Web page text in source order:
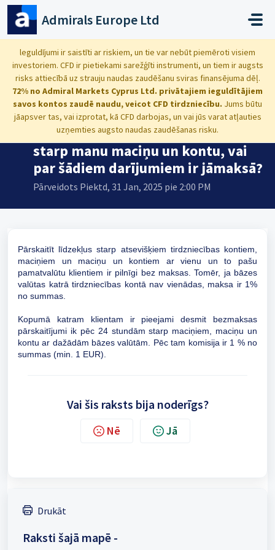
Uz galveno saturu
Admirals Europe Ltd
leguldījumi ir saistīti ar riskiem, un tie var nebūt piemēroti visiem
investoriem. CFD ir pietiekami sarežģīti instrumenti, un tiem ir augsts
risks attiecībā uz strauju naudas zaudēšanu sviras finansējuma dēļ.
72% no Admiral Markets Cyprus Ltd. privātajiem ieguldītājiem
savos kontos zaudē naudu, veicot CFD tirdzniecību. Jums būtu
jāapsver tas, vai izprotat, kā CFD darbojas, un vai jūs varat atļauties
uzņemties augsto naudas zaudēšanas risku.
Galvenā ... Ja es pārskaitīšu savus līdzekļus starp tirdzniecības kon...
Ja es pārskaitīšu savus līdzekļus
starp tirdzniecības kontiem vai
starp manu maciņu un kontu, vai
par šādiem darījumiem ir jāmaksā?
Pārveidots Piektd, 31 Jan, 2025 pie 2:00 PM
Pārskaitīt līdzekļus starp atsevišķiem tirdzniecības kontiem,
maciņiem un maciņu un kontiem ar vienu un to pašu
pamatvalūtu klientiem ir pilnīgi bez maksas. Tomēr, ja bāzes
valūtas katrā tirdzniecības kontā nav vienādas, maksa ir 1%
no summas.
Kopumā katram klientam ir pieejami desmit bezmaksas
pārskaitījumi ik pēc 24 stundām starp maciņiem, maciņu un
kontu ar dažādām bāzes valūtām. Pēc tam komisija ir 1 % no
summas (min. 1 EUR).
Vai šis raksts bija noderīgs?
Nē Jā
Drukāt
Raksti šajā mapē -